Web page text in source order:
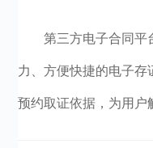
第三方电子合同平
力、方便快捷的电子存
预约取证依据，为用户